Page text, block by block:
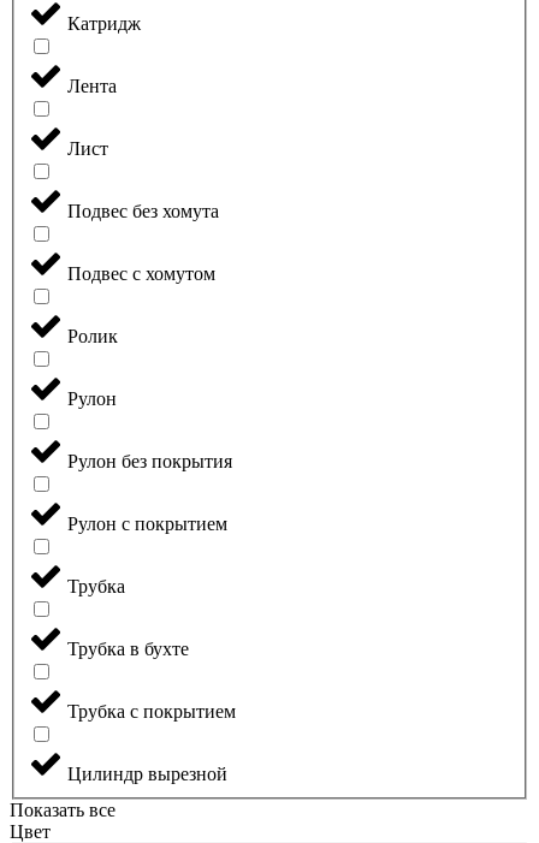
Катридж
Лента
Лист
Подвес без хомута
Подвес с хомутом
Ролик
Рулон
Рулон без покрытия
Рулон с покрытием
Трубка
Трубка в бухте
Трубка с покрытием
Цилиндр вырезной
Показать все
Цвет